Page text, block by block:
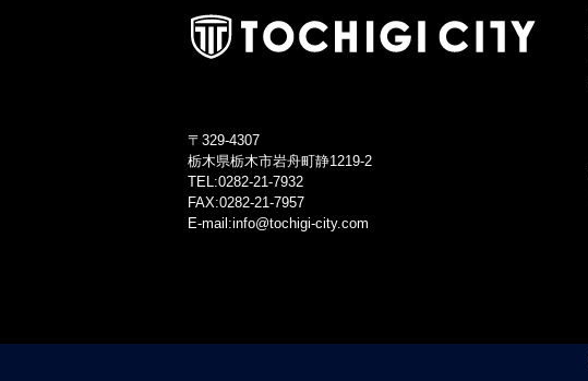
〒329-4307
栃木県栃木市岩舟町静1219-2
TEL:0282-21-7932
FAX:0282-21-7957
E-mail:info@tochigi-city.com